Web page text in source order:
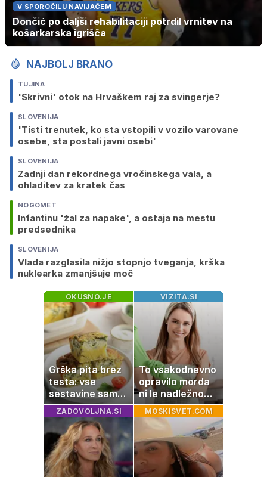
V SPOROČILU NAVIJAČEM
Dončić po daljši rehabilitaciji potrdil vrnitev na
košarkarska igrišča
NAJBOLJ BRANO
TUJINA
'Skrivni' otok na Hrvaškem raj za svingerje?
SLOVENIJA
'Tisti trenutek, ko sta vstopili v vozilo varovane
osebe, sta postali javni osebi'
SLOVENIJA
Zadnji dan rekordnega vročinskega vala, a
ohladitev za kratek čas
NOGOMET
Infantinu 'žal za napake', a ostaja na mestu
predsednika
SLOVENIJA
Vlada razglasila nižjo stopnjo tveganja, krška
nuklearka zmanjšuje moč
OKUSNO.JE
Grška pita brez
testa: vse
sestavine samo
zmešate in
pečica opravi
ostalo
VIZITA.SI
To vsakodnevno
opravilo morda
ni le nadležno
delo, pomaga
lahko tudi
vašemu srcu
ZADOVOLJNA.SI MOSKISVET.COM